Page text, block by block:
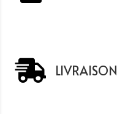
LIVRAISON